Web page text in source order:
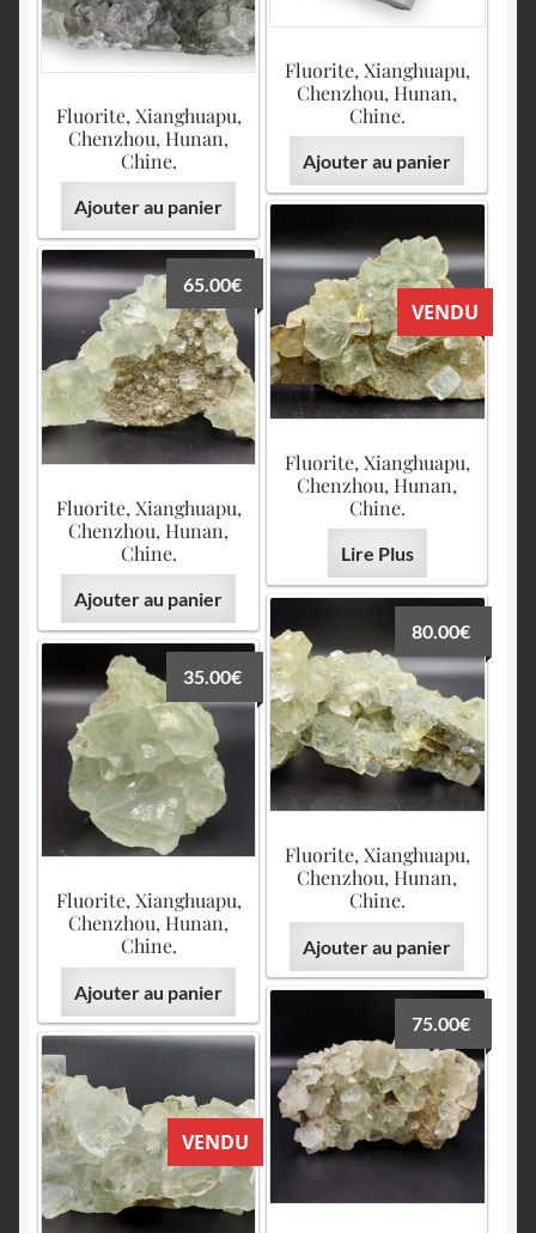
Fluorite, Xianghuapu,
Chenzhou, Hunan,
Chine.
Ajouter au panier
Fluorite, Xianghuapu,
Chenzhou, Hunan,
Chine.
Ajouter au panier
VENDU
Fluorite, Xianghuapu,
Chenzhou, Hunan,
Chine.
Lire Plus
Fluorite, Xianghuapu,
Chenzhou, Hunan,
Chine.
65.00€
Ajouter au panier
Fluorite, Xianghuapu,
Chenzhou, Hunan,
Chine.
80.00€
Ajouter au panier
Fluorite, Xianghuapu,
Chenzhou, Hunan,
Chine.
35.00€
Ajouter au panier
75.00€
VENDU